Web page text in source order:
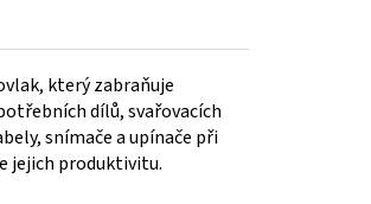
který zabraňuje
dílů, svařovacích
snímače a upínače při
jejich produktivitu.